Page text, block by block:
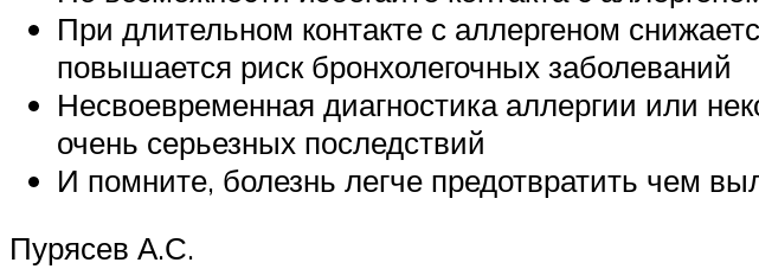
При длительном контакте с аллергеном
повышается риск бронхолегочных заболеваний
Несвоевременная диагностика аллергии или
очень серьезных последствий
И помните, болезнь легче предотвратить чем
Пурясев А.С.